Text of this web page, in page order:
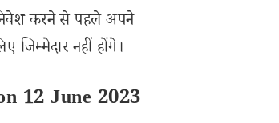
करने से पहले अपने
नहीं होंगे।
12 June 2023